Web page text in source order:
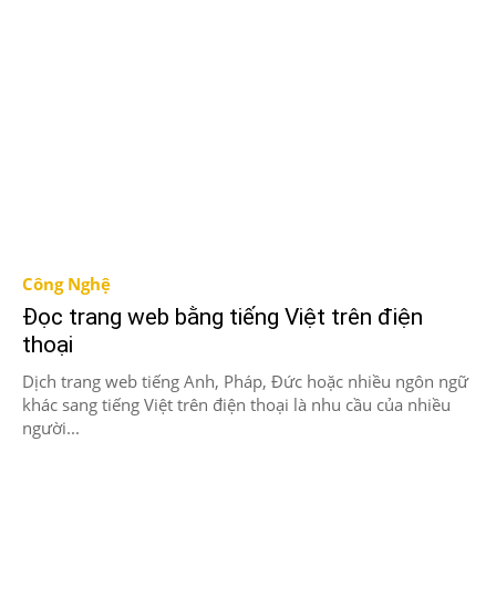
Công Nghệ
Đọc trang web bằng tiếng Việt trên điện
thoại
Dịch trang web tiếng Anh, Pháp, Đức hoặc nhiều ngôn ngữ
khác sang tiếng Việt trên điện thoại là nhu cầu của nhiều
người...